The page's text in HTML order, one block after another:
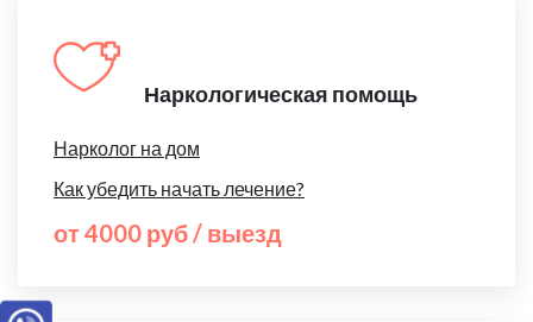
Наркологическая помощь
Нарколог на дом
Как убедить начать лечение?
от 4000 руб / выезд